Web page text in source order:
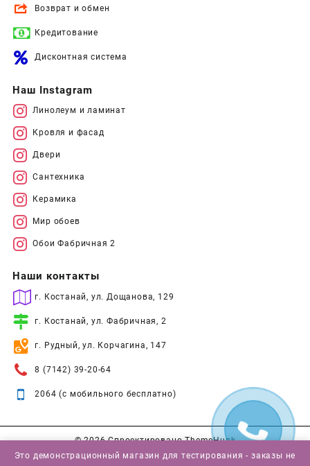
Возврат и обмен
Кредитование
Дисконтная система
Наш Instagram
Линолеум и ламинат
Кровля и фасад
Двери
Сантехника
Керамика
Мир обоев
Обои Фабричная 2
Наши контакты
г. Костанай, ул. Дощанова, 129
г. Костанай, ул. Фабричная, 2
г. Рудный, ул. Корчагина, 147
8 (7142) 39-20-64
2064 (с мобильного бесплатно)
© 2026Спроектировано ThemeHunk
Это демонстрационный магазин для тестирования - заказы не